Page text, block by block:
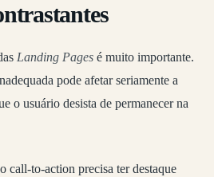
Landing Pages é muito importante.
pode afetar seriamente a
o usuário desista de permanecer na
call-to-action precisa ter destaque